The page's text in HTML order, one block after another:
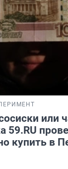
или
59.RU
купить в